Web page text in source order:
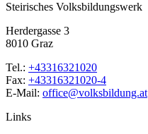
Steirisches Volksbildungswerk
Herdergasse 3
8010 Graz
Tel.: +43316321020
Fax: +43316321020-4
E-Mail: office@volksbildung.at
Links